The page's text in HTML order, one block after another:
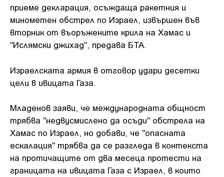
приеме декларация, осъждаща ракетния и
минометен обстрел по Израел, извършен във
вторник от въоръжените крила на Хамас и
"Ислямски джихад", предава БТА.
Израелската армия в отговор удари десетки
цели в ивицата Газа.
Младенов заяви, че международната общност
трябва "недвусмислено да осъди" обстрела на
Хамас по Израел, но добави, че "опасната
ескалация" трябва да се разгледа в контекста
на протичащите от два месеца протести на
границата на ивицата Газа с Израел, в които